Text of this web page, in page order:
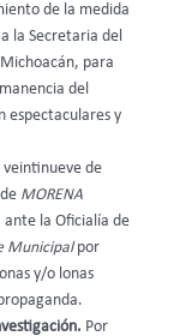
de la medida
la Secretaria del
para
del
espectaculares y
veintinueve de
MORENA
ante la Oficialía de
Municipalpor
y/o lonas
Por